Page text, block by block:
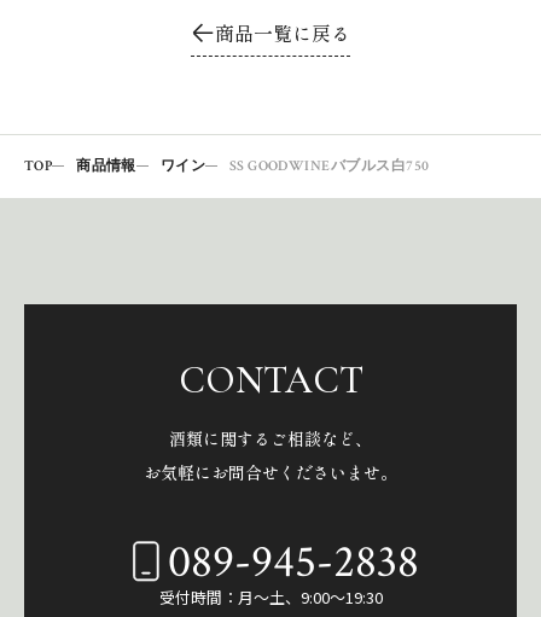
商品一覧に戻る
TOP 商品情報 ワイン SS GOODWINEバブルス白750
CONTACT
酒類に関するご相談など、
お気軽にお問合せくださいませ。
089-945-2838
受付時間：月～土、9:00～19:30